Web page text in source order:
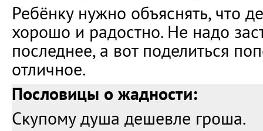
Ребёнку нужно объяснять, что
хорошо и радостно. Не надо
последнее, а вот поделиться
отличное.
Пословицы о жадности:
Скупому душа дешевле гроша.